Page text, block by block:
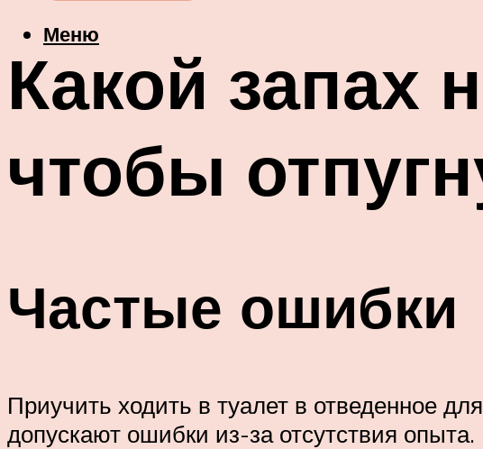
Меню
Какой запах
чтобы
Частые ошибки
Приучить ходить в туалет в отведенное
допускают ошибки из-за отсутствия